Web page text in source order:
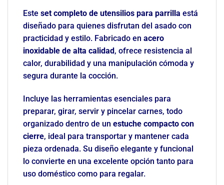
Este set completo de utensilios para parrilla está
diseñado para quienes disfrutan del asado con
practicidad y estilo. Fabricado en acero
inoxidable de alta calidad, ofrece resistencia al
calor, durabilidad y una manipulación cómoda y
segura durante la cocción.
Incluye las herramientas esenciales para
preparar, girar, servir y pincelar carnes, todo
organizado dentro de un estuche compacto con
cierre, ideal para transportar y mantener cada
pieza ordenada. Su diseño elegante y funcional
lo convierte en una excelente opción tanto para
uso doméstico como para regalar.